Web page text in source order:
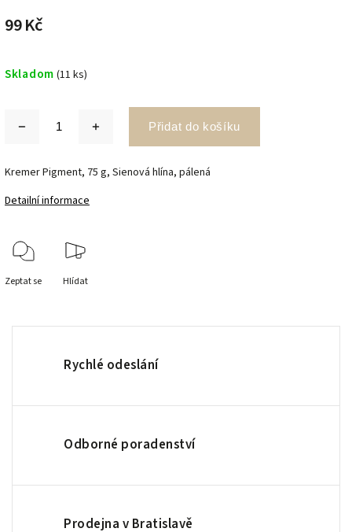
99 Kč
Skladom (11 ks)
Přidat do košíku
Kremer Pigment, 75 g, Sienová hlína, pálená
Detailní informace
Zeptat se Hlídat
Rychlé odeslání
Odborné poradenství
Prodejna v Bratislavě